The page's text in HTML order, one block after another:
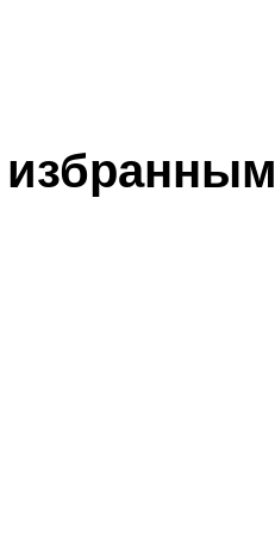
избранным